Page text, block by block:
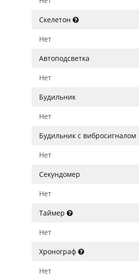
Скелетон
Нет
Автоподсветка
Нет
Будильник
Нет
Будильник с вибросигналом
Нет
Секундомер
Нет
Таймер
Нет
Хронограф
Нет